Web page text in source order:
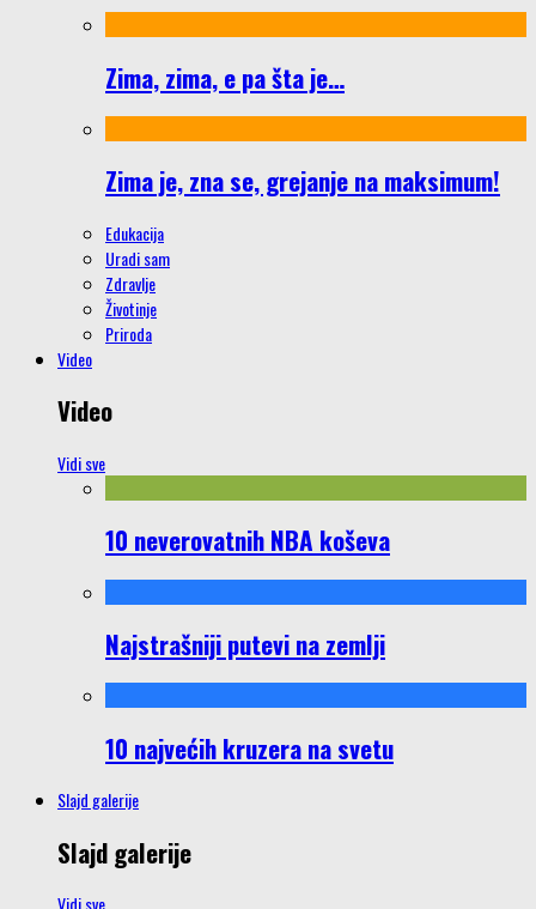
Zima, zima, e pa šta je…
Zima je, zna se, grejanje na maksimum!
Edukacija
Uradi sam
Zdravlje
Životinje
Priroda
Video
Video
Vidi sve
10 neverovatnih NBA koševa
Najstrašniji putevi na zemlji
10 najvećih kruzera na svetu
Slajd galerije
Slajd galerije
Vidi sve